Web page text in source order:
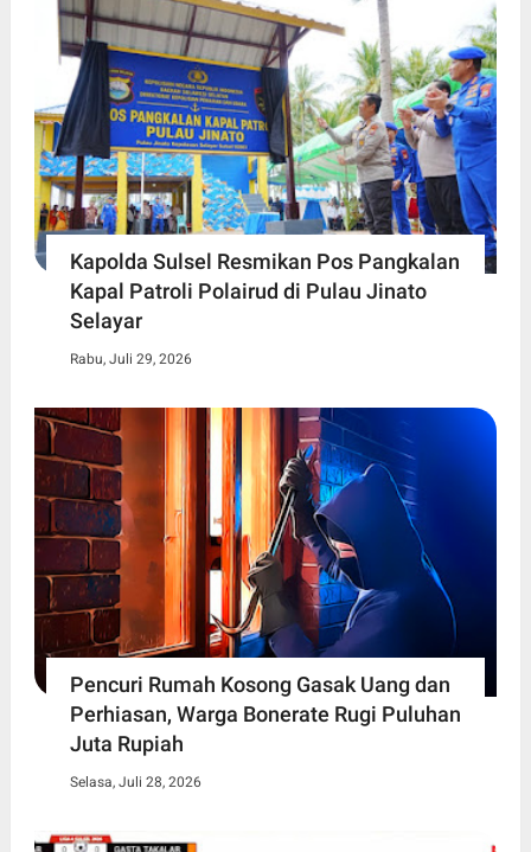
Kapolda Sulsel Resmikan Pos Pangkalan
Kapal Patroli Polairud di Pulau Jinato
Selayar
Rabu, Juli 29, 2026
Pencuri Rumah Kosong Gasak Uang dan
Perhiasan, Warga Bonerate Rugi Puluhan
Juta Rupiah
Selasa, Juli 28, 2026